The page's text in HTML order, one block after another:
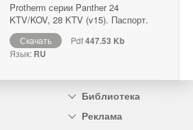
Protherm серии Panther 24
KTV/KOV, 28 KTV (v15). Паспорт.
Скачать Pdf447.53 Kb
Язык: RU
Библиотека
Реклама